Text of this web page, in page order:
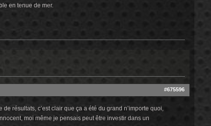
en tenue de mer.
#675596
résultats, c’est clair que ça a été du grand n’importe quoi,
moi même je pensais peut être investir dans un